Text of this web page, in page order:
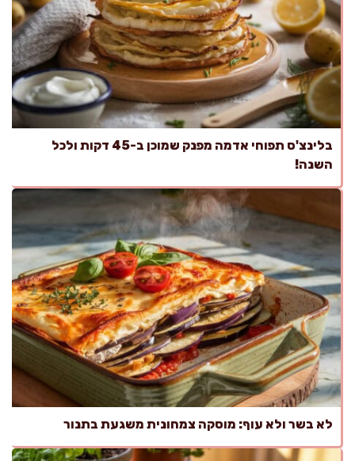
בלינצ'ס תפוחי אדמה מפנק שמוכן ב-45 דקות ולכל
השנה!
לא בשר ולא עוף: מוסקה צמחונית משגעת בתנור